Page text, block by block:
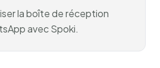
la boîte de réception
avec Spoki.